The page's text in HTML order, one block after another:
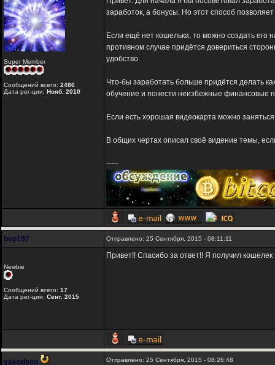
Super Member
Сообщений всего: 2486
Дата рег-ции: Нояб. 2010
заработок, а бонусы. Но этот способ
Если ещё нет кошелька, то можно создать его
противном случае придётся довериться
удобство.
Что-бы заработать больше придётся делать
обучение и понести неизбежные финансовые
Если есть хорошая видеокарта можно
В общих чертах описал своё видение темы,
-----
bvp197 Отправлено: 25 Сентября, 2015 - 08:11:11
Newbie
Сообщений всего: 17
Дата рег-ции: Сент. 2015
Привет!! Спасибо за ответ!! Я получил
yakodsen Отправлено: 25 Сентября, 2015 - 08:26:48